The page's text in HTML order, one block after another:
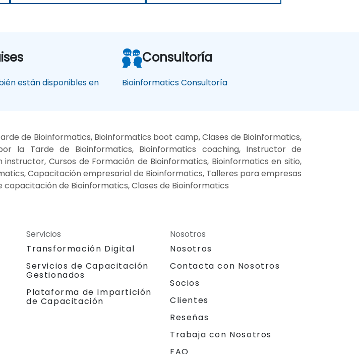
están disponibles en
Consultoría
Bioinformatics Consultoría
de Bioinformatics, Bioinformatics boot camp, Clases de Bioinformatics,
la Tarde de Bioinformatics, Bioinformatics coaching, Instructor de
Cursos de Formación de Bioinformatics, Bioinformatics en sitio,
Capacitación empresarial de Bioinformatics, Talleres para empresas
de Bioinformatics, Clases de Bioinformatics
Servicios
Transformación Digital
Servicios de Capacitación
Gestionados
Plataforma de Impartición
de Capacitación
Nosotros
Nosotros
Contacta con Nosotros
Socios
Clientes
Reseñas
Trabaja con Nosotros